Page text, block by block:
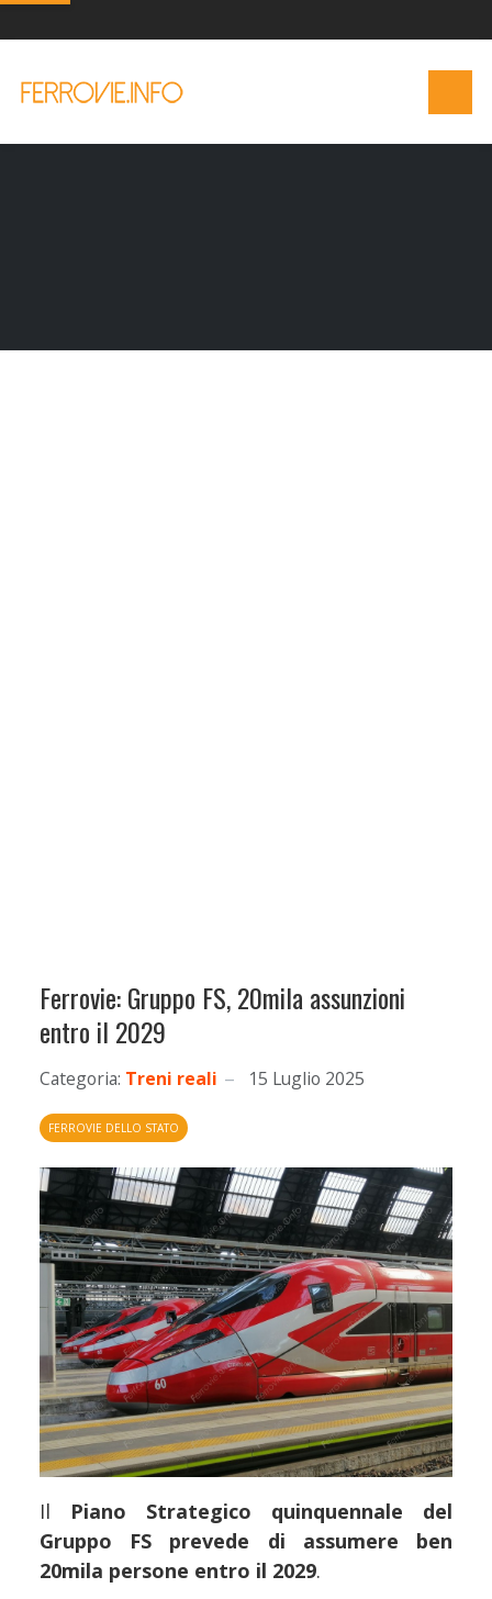
Ferrovie: Gruppo FS, 20mila assunzioni
entro il 2029
Categoria: Treni reali 15 Luglio 2025
FERROVIE DELLO STATO
Il Piano Strategico quinquennale del
Gruppo FS prevede di assumere ben
20mila persone entro il 2029.